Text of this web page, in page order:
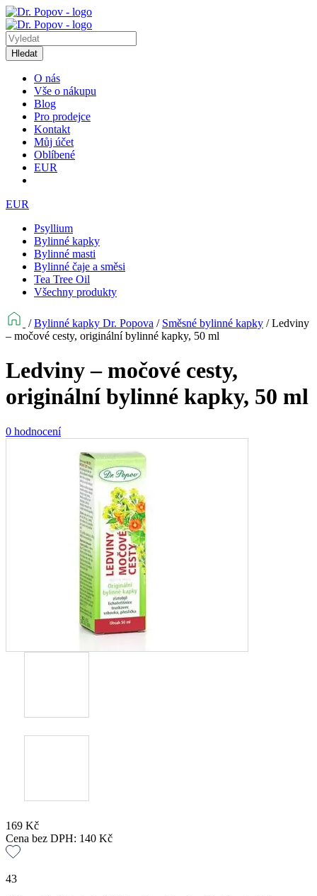
Hledat
O nás
Vše o nákupu
Blog
Pro prodejce
Kontakt
Můj účet
Oblíbené
EUR
EUR
Psyllium
Bylinné kapky
Bylinné masti
Bylinné čaje a směsi
Tea Tree Oil
Všechny produkty
/Bylinné kapky Dr. Popova / Směsné bylinné kapky /Ledviny
– močové cesty, originální bylinné kapky, 50 ml
Ledviny – močové cesty,
originální bylinné kapky, 50 ml
0 hodnocení
169 Kč
Cena bez DPH: 140 Kč
43